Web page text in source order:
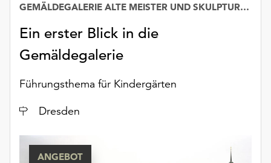
Ein erster Blick in die
Gemäldegalerie
GEMÄLDEGALERIE ALTE MEISTER UND SKULPTURENSAMMLUNG BIS 1800
Führungsthema für Kindergärten
Ort
Dresden
ANGEBOT